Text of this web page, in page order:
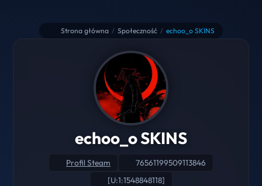
Strona główna / Społeczność / echoo_o SKINS
echoo_o SKINS
Profil Steam
76561199509113846
[U:1:1548848118]